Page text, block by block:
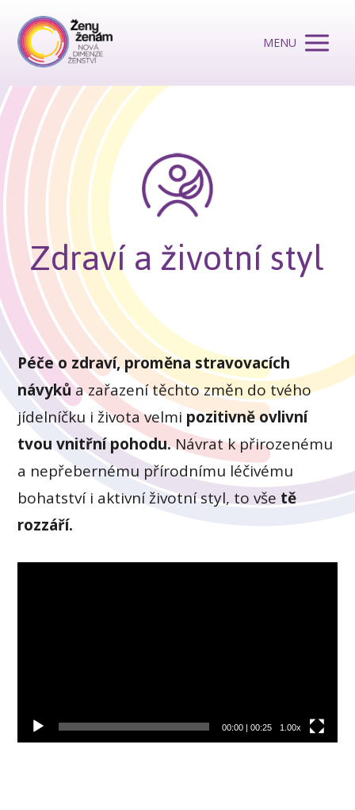
MENU
Zdraví a životní styl
Péče o zdraví, proměna stravovacích
návykůa zařazení těchto změn do tvého
jídelníčku i života velmi pozitivně ovlivní
tvou vnitřní pohodu.Návrat k přirozenému
a nepřebernému přírodnímu léčivému
bohatství i aktivní životní styl, to vše tě
rozzáří.
00:00| 00:25 1.00x